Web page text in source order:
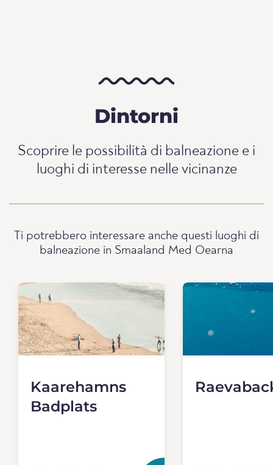
Dintorni
Scoprire le possibilità di balneazione e i
luoghi di interesse nelle vicinanze
Ti potrebbero interessare anche questi luoghi di
balneazione in Smaaland Med Oearna
Kaarehamns
Badplats